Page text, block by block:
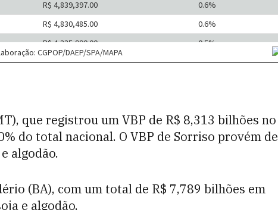
que registrou um VBP de R$ 8,313 bilhões no
do total nacional. O VBP de Sorriso provém de
algodão.
(BA), com um total de R$ 7,789 bilhões em
e algodão.